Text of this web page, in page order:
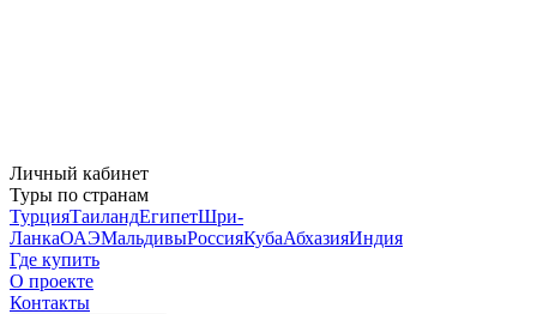
Личный кабинет
Туры по странам
ТурцияТаиландЕгипетШри-
ЛанкаОАЭМальдивыРоссияКубаАбхазияИндия
Где купить
О проекте
Контакты